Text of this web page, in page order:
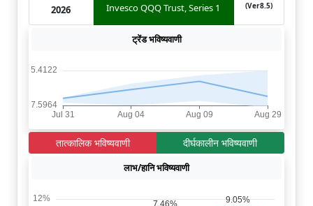
2026
Invesco QQQ Trust, Series 1 (Ver8.5)
ट्रेंड भविष्यवाणी
तात्कालिक भविष्यवाणी दीर्घकालीन भविष्यवाणी
लाभ/हानि भविष्यवाणी